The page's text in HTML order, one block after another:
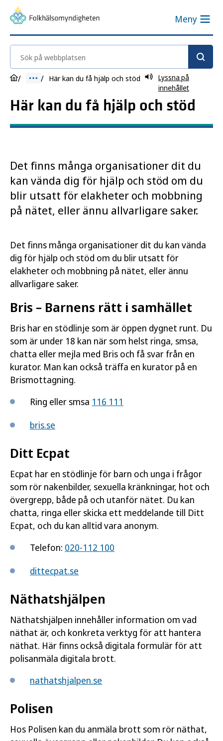
Meny
Sök på webbplatsen
Här kan du få hjälp och stöd
Lyssna på
innehållet
Här kan du få hjälp och stöd
Det finns många organisationer dit du
kan vända dig för hjälp och stöd om du
blir utsatt för elakheter och mobbning
på nätet, eller ännu allvarligare saker.
Det finns många organisationer dit du kan vända
dig för hjälp och stöd om du blir utsatt för
elakheter och mobbning på nätet, eller ännu
allvarligare saker.
Bris – Barnens rätt i samhället
Bris har en stödlinje som är öppen dygnet runt. Du
som är under 18 kan när som helst ringa, smsa,
chatta eller mejla med Bris och få svar från en
kurator. Man kan också träffa en kurator på en
Brismottagning.
Ring eller smsa 116 111
bris.se
Ditt Ecpat
Ecpat har en stödlinje för barn och unga i frågor
som rör nakenbilder, sexuella kränkningar, hot och
övergrepp, både på och utanför nätet. Du kan
chatta, ringa eller skicka ett meddelande till Ditt
Ecpat, och du kan alltid vara anonym.
Telefon: 020-112 100
dittecpat.se
Näthatshjälpen
Näthatshjälpen innehåller information om vad
näthat är, och konkreta verktyg för att hantera
näthat. Här finns också digitala formulär för att
polisanmäla digitala brott.
nathatshjalpen.se
Polisen
Hos Polisen kan du anmäla brott som rör näthat,